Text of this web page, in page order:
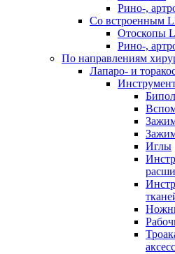
Рино-,
Со встроенным
Отоскопы
Рино-,
По направлениям
Лапаро- и
Иглы